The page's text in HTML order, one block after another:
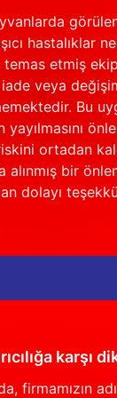
Üç güğümlü
Sağım
Vakum
Tekerlekler
Vakum
Mıknatıs
Yara spreyleri
Şok aletleri
Tek lastlikli
Çift lastikli
Çizme
Şırıngalar
Eldivenler
hastalıklar
temas etmiş
veya
Bu
yayılmasını
riskini ortadan
alınmış bir
dolayı
karşı
firmamızın